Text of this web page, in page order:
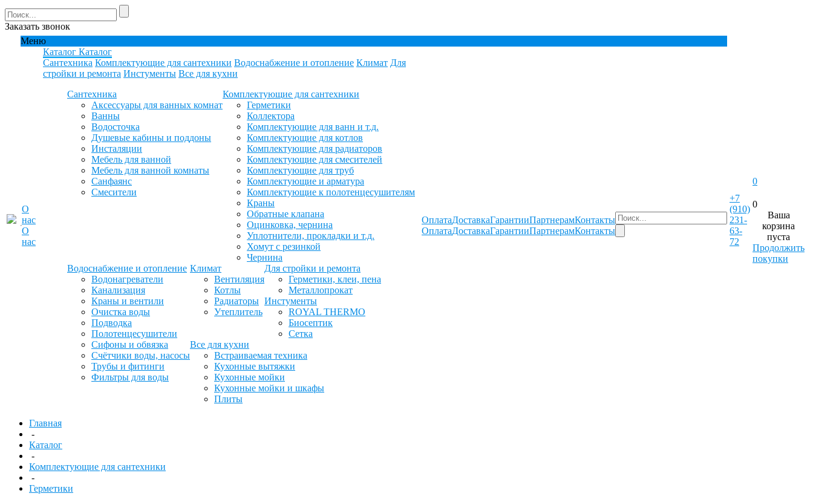
Заказать звонок
Меню
О
нас
О
нас
Каталог Каталог
Сантехника Комплектующие для сантехники Водоснабжение и отопление Климат Для
стройки и ремонта Инстументы Все для кухни
Сантехника
Аксессуары для ванных комнат
Ванны
Водосточка
Душевые кабины и поддоны
Инсталяции
Мебель для ванной
Мебель для ванной комнаты
Санфаянс
Смесители
Комплектующие для сантехники
Герметики
Коллектора
Комплектующие для ванн и т.д.
Комплектующие для котлов
Комплектующие для радиаторов
Комплектующие для смесителей
Комплектующие для труб
Комплектующие и арматура
Комплектующие к полотенцесушителям
Краны
Обратные клапана
Оцинковка, чернина
Уплотнители, прокладки и т.д.
Хомут с резинкой
Чернина
Водоснабжение и отопление
Водонагреватели
Канализация
Краны и вентили
Очистка воды
Подводка
Полотенцесушители
Сифоны и обвязка
Счётчики воды, насосы
Трубы и фитинги
Фильтры для воды
Климат
Вентиляция
Котлы
Радиаторы
Утеплитель
Для стройки и ремонта
Герметики, клеи, пена
Металлопрокат
Инстументы
ROYAL THERMO
Биосептик
Сетка
Все для кухни
Встраиваемая техника
Кухонные вытяжки
Кухонные мойки
Кухонные мойки и шкафы
Плиты
Оплата
Оплата
Доставка
Доставка
Гарантии
Гарантии
Партнерам
Партнерам
Контакты
Контакты
+7
(910)
231-
63-
72
0
0
Ваша
корзина
пуста
Продолжить
покупки
Главная
-
Каталог
-
Комплектующие для сантехники
-
Герметики